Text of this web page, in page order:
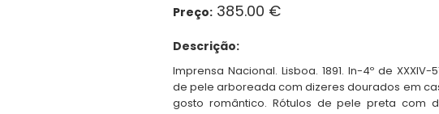
Preço: 385.00 €
Descrição:
Imprensa Nacional. Lisboa. 1891. In-4º de
de pele arboreada com dizeres dourados em
gosto romântico. Rótulos de pele preta com